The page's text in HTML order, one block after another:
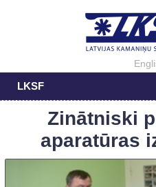
LKSF
Zinātniski
aparatūras